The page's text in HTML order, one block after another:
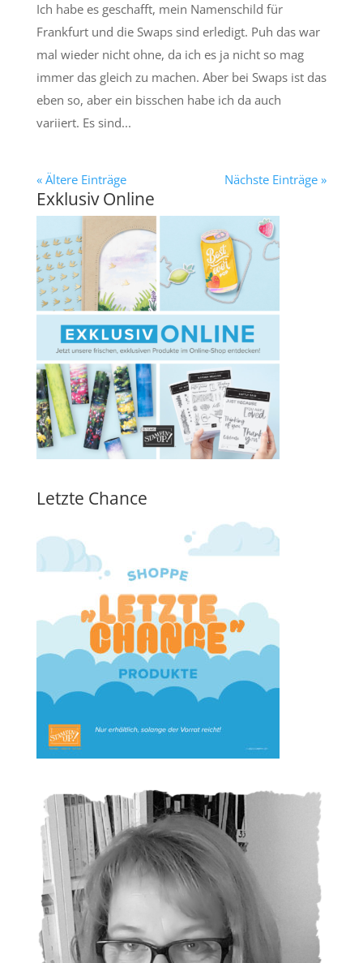
Ich habe es geschafft, mein Namenschild für
Frankfurt und die Swaps sind erledigt. Puh das war
mal wieder nicht ohne, da ich es ja nicht so mag
immer das gleich zu machen. Aber bei Swaps ist das
eben so, aber ein bisschen habe ich da auch
variiert. Es sind...
« Ältere Einträge Nächste Einträge »
Exklusiv Online
Letzte Chance